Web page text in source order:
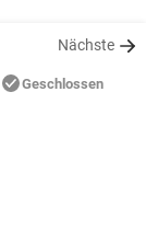
Nächste
Geschlossen